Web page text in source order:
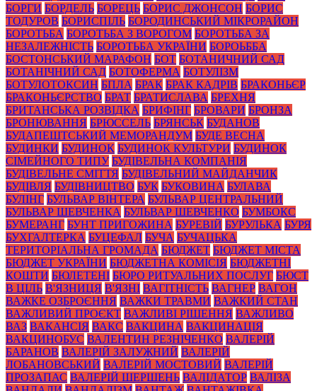
БОРГИ БОРДЕЛЬ БОРЕЦЬ БОРИС ДЖОНСОН БОРИС
ТОДУРОВ БОРИСПІЛЬ БОРОДИНСЬКИЙ МІКРОРАЙОН
БОРОТЬБА БОРОТЬБА З ВОРОГОМ БОРОТЬБА ЗА
НЕЗАЛЕЖНІСТЬ БОРОТЬБА УКРАЇНИ БОРОЬББА
БОСТОНСЬКИЙ МАРАФОН БОТ БОТАНИЧНИЙ САД
БОТАНІЧНИЙ САД БОТОФЕРМА БОТУЛІЗМ
БОТУЛОТОКСИН БПЛА БРАК БРАК КАДРІВ БРАКОНЬЄР
БРАКОНЬЄРСТВО БРАТ БРАТИСЛАВА БРЕХНЯ
БРИТАНСЬКА РОЗВІДКА БРИФІНГ БРОВАРИ БРОНЗА
БРОНЮВАННЯ БРЮССЕЛЬ БРЯНСЬК БУДАНОВ
БУДАПЕШТСЬКИЙ МЕМОРАНДУМ БУДЕ ВЕСНА
БУДИНКИ БУДИНОК БУДИНОК КУЛЬТУРИ БУДИНОК
СІМЕЙНОГО ТИПУ БУДІВЕЛЬНА КОМПАНІЯ
БУДІВЕЛЬНЕ СМІТТЯ БУДІВЕЛЬНИЙ МАЙДАНЧИК
БУДІВЛЯ БУДІВНИЦТВО БУК БУКОВИНА БУЛАВА
БУЛІНГ БУЛЬВАР ВІНТЕРА БУЛЬВАР ЦЕНТРАЛЬНИЙ
БУЛЬВАР ШЕВЧЕНКА БУЛЬВАР ШЕВЧЕНКО БУМБОКС
БУМЕРАНГ БУНТ ПРИГОЖИНА БУРЕВІЙ БУРУЛЬКА БУРЯ
БУХГАЛТЕРКА БУЦЕФАЛ БУЧА БУЧАЦЬКА
ТЕРИТОРІАЛЬНА ГРОМАДА БЮДЖЕТ БЮДЖЕТ МІСТА
БЮДЖЕТ УКРАЇНИ БЮДЖЕТНА КОМІСІЯ БЮДЖЕТНІ
КОШТИ БЮЛЕТЕНІ БЮРО РИТУАЛЬНИХ ПОСЛУГ БЮСТ
В ЦІЛЬ В'ЯЗНИЦЯ В'ЯЗНІ ВАГІТНІСТЬ ВАГНЕР ВАГОН
ВАЖКЕ ОЗБРОЄННЯ ВАЖКИ ТРАВМИ ВАЖКИЙ СТАН
ВАЖЛИВИЙ ПРОЄКТ ВАЖЛИВІ РІШЕННЯ ВАЖЛИВО
ВАЗ ВАКАНСІЯ ВАКС ВАКЦИНА ВАКЦИНАЦІЯ
ВАКЦИНОБУС ВАЛЕНТИН РЕЗНІЧЕНКО ВАЛЕРІЙ
БАРАНОВ ВАЛЕРІЙ ЗАЛУЖНИЙ ВАЛЕРІЙ
ЛОБАНОВСЬКИЙ ВАЛЕРІЙ МОСТОВИЙ ВАЛЕРІЙ
ПРОЗАПАС ВАЛЕРІЙ ШЕРШЕНЬ ВАЛІДАТОР ВАЛІЗА